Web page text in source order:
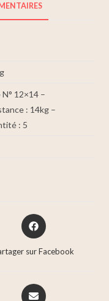
N° 12×14 –
: 14kg –
: 5
sur Facebook